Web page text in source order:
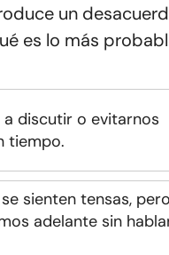
un
es lo más
a discutir o evitarnos
tiempo.
sienten tensas,
adelante sin